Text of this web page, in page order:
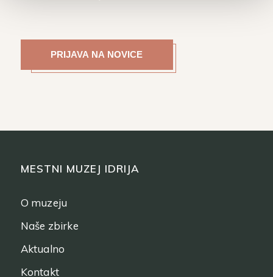
MESTNI MUZEJ IDRIJA
O muzeju
Naše zbirke
Aktualno
Kontakt